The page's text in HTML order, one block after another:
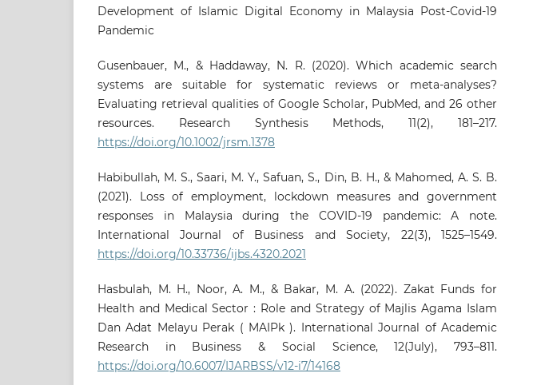
Development of Islamic Digital Economy in Malaysia Post-Covid-19
Pandemic
Gusenbauer, M., & Haddaway, N. R. (2020). Which academic search
systems are suitable for systematic reviews or meta-analyses?
Evaluating retrieval qualities of Google Scholar, PubMed, and 26 other
resources. Research Synthesis Methods, 11(2), 181–217.
https://doi.org/10.1002/jrsm.1378
Habibullah, M. S., Saari, M. Y., Safuan, S., Din, B. H., & Mahomed, A. S. B.
(2021). Loss of employment, lockdown measures and government
responses in Malaysia during the COVID-19 pandemic: A note.
International Journal of Business and Society, 22(3), 1525–1549.
https://doi.org/10.33736/ijbs.4320.2021
Hasbulah, M. H., Noor, A. M., & Bakar, M. A. (2022). Zakat Funds for
Health and Medical Sector : Role and Strategy of Majlis Agama Islam
Dan Adat Melayu Perak ( MAIPk ). International Journal of Academic
Research in Business & Social Science, 12(July), 793–811.
https://doi.org/10.6007/IJARBSS/v12-i7/14168